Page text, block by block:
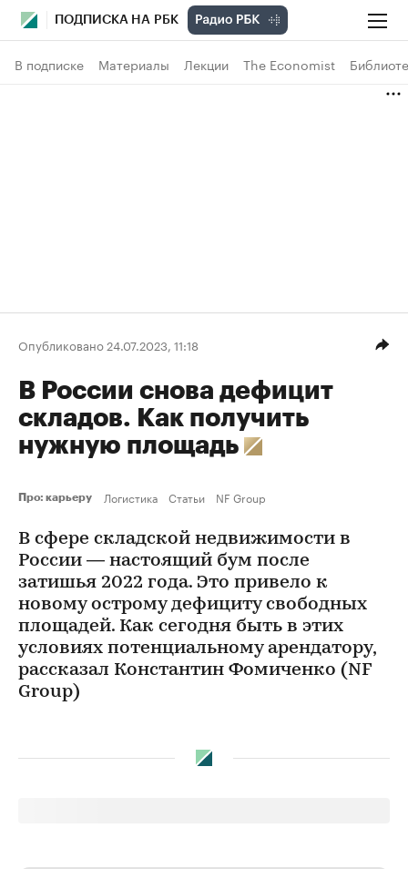
ПОДПИСКА НА РБК
В подписке Материалы Лекции The Economist
Опубликовано 24.07.2023, 11:18
В России снова дефицит
складов. Как получить
нужную площадь
Про: карьеру Логистика Статьи NF Group
В сфере складской недвижимости в
России — настоящий бум после
затишья 2022 года. Это привело к
новому острому дефициту свободных
площадей. Как сегодня быть в этих
условиях потенциальному арендатору,
рассказал Константин Фомиченко (NF
Group)